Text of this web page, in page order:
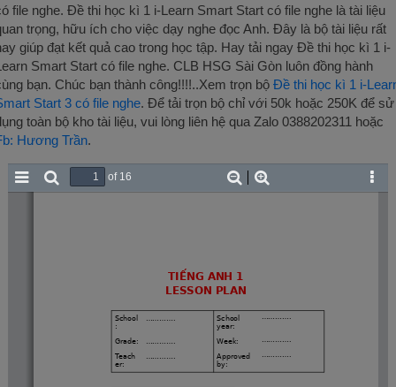
file nghe. Đề thi học kì 1 i-Learn Smart Start có file nghe là tài liệu
trọng, hữu ích cho việc dạy nghe đọc Anh. Đây là bộ tài liệu rất
giúp đạt kết quả cao trong học tập. Hay tải ngay Đề thi học kì 1 i-
Smart Start có file nghe. CLB HSG Sài Gòn luôn đồng hành
bạn. Chúc bạn thành công!!!!..Xem trọn bộ Đề thi học kì 1 i-
Start 3 có file nghe. Để tải trọn bộ chỉ với 50k hoặc 250K để sử
toàn bộ kho tài liệu, vui lòng liên hệ qua Zalo 0388202311 hoặc
Hương Trần.
Toggle Find
of 16
ZoomZoom
TIẾNG ANH 1
LESSON PLAN
School
:
School
year:
Grade: Week:
Teach
er:
Approved
by: